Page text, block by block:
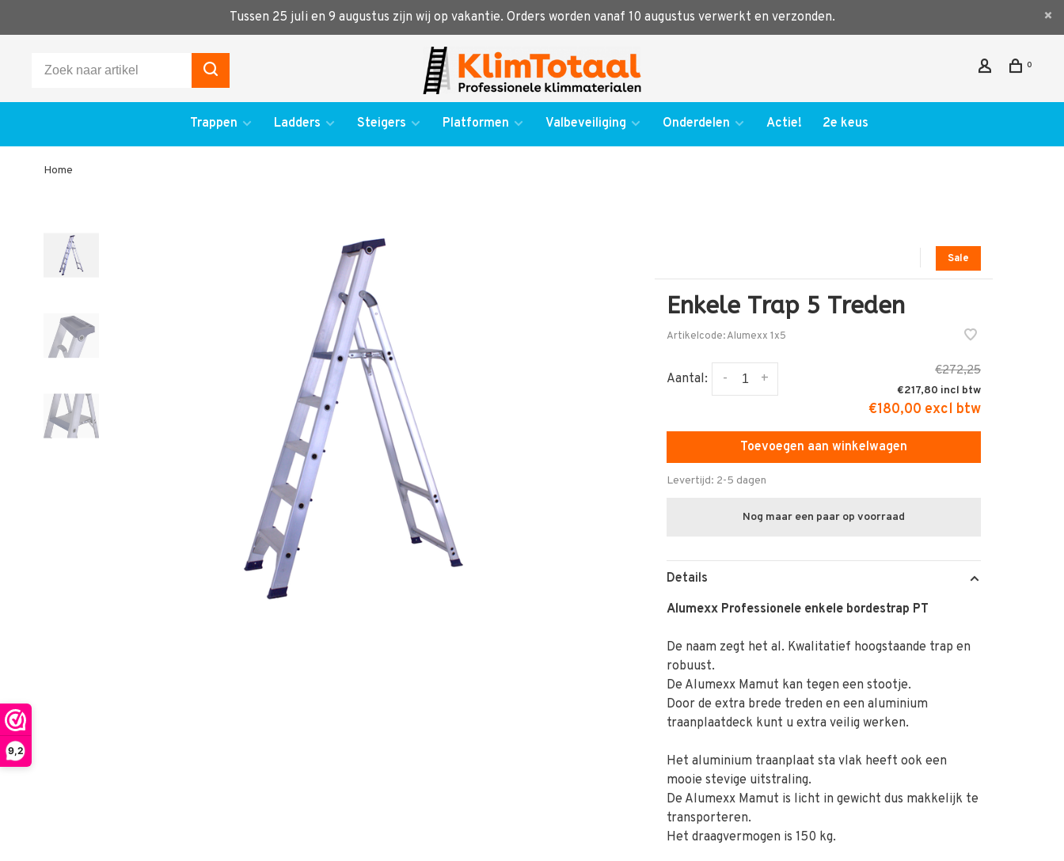
9,2
Tussen 25 juli en 9 augustus zijn wij op vakantie. Orders worden vanaf 10 augustus verwerkt en verzonden.
0
Trappen Ladders Steigers Platformen Valbeveiliging Onderdelen Actie! 2e keus
Home
Sale
Enkele Trap 5 Treden
Artikelcode:Alumexx 1x5
Aantal: +
-
€272,25
€217,80
€180,00 excl btw
Toevoegen aan winkelwagen
Levertijd: 2-5 dagen
Nog maar een paar op voorraad
Details
Alumexx Professionele enkele bordestrap PT
De naam zegt het al. Kwalitatief hoogstaande trap en
robuust.
De Alumexx Mamut kan tegen een stootje.
Door de extra brede treden en een aluminium
traanplaatdeck kunt u extra veilig werken.
Het aluminium traanplaat sta vlak heeft ook een
mooie stevige uitstraling.
De Alumexx Mamut is licht in gewicht dus makkelijk te
transporteren.
Het draagvermogen is 150 kg.